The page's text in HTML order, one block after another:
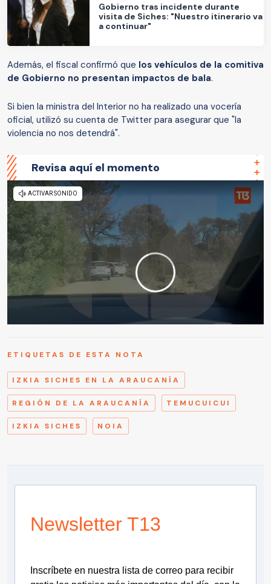
Gobierno tras incidente durante
visita de Siches: "Nuestro itinerario va
a continuar"
Además, el fiscal confirmó que los vehículos de la comitiva
de Gobierno no presentan impactos de bala.
Si bien la ministra del Interior no ha realizado una vocería
oficial, utilizó su cuenta de Twitter para asegurar que "la
violencia no nos detendrá".
Revisa aquí el momento
ETIQUETAS DE ESTA NOTA
IZKIA SICHES EN LA ARAUCANÍA
REGIÓN DE LA ARAUCANÍA TEMUCUICUI
IZKIA SICHES NOIA
Newsletter T13
Inscríbete en nuestra lista de correo para recibir